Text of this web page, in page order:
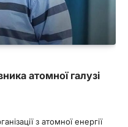
атомної галузі
з атомної енергії